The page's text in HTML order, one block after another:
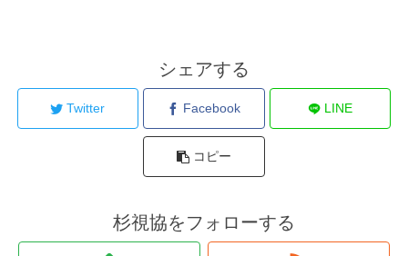
シェアする
Twitter Facebook LINE
コピー
杉視協をフォローする